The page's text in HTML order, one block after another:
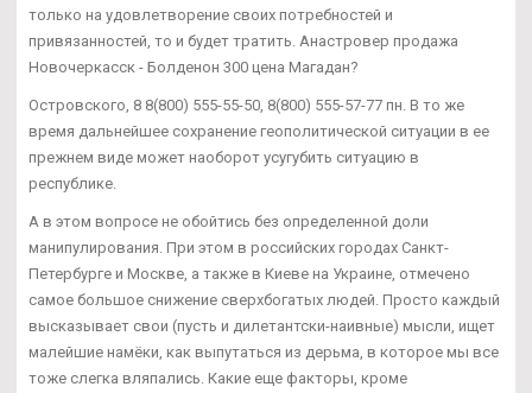
только на удовлетворение своих потребностей и
привязанностей, то и будет тратить. Анастровер продажа
Новочеркасск - Болденон 300 цена Магадан?
Островского, 8 8(800) 555-55-50, 8(800) 555-57-77 пн. В то же
время дальнейшее сохранение геополитической ситуации в ее
прежнем виде может наоборот усугубить ситуацию в
республике.
А в этом вопросе не обойтись без определенной доли
манипулирования. При этом в российских городах Санкт-
Петербурге и Москве, а также в Киеве на Украине, отмечено
самое большое снижение сверхбогатых людей. Просто каждый
высказывает свои (пусть и дилетантски-наивные) мысли, ищет
малейшие намёки, как выпутаться из дерьма, в которое мы все
тоже слегка вляпались. Какие еще факторы, кроме